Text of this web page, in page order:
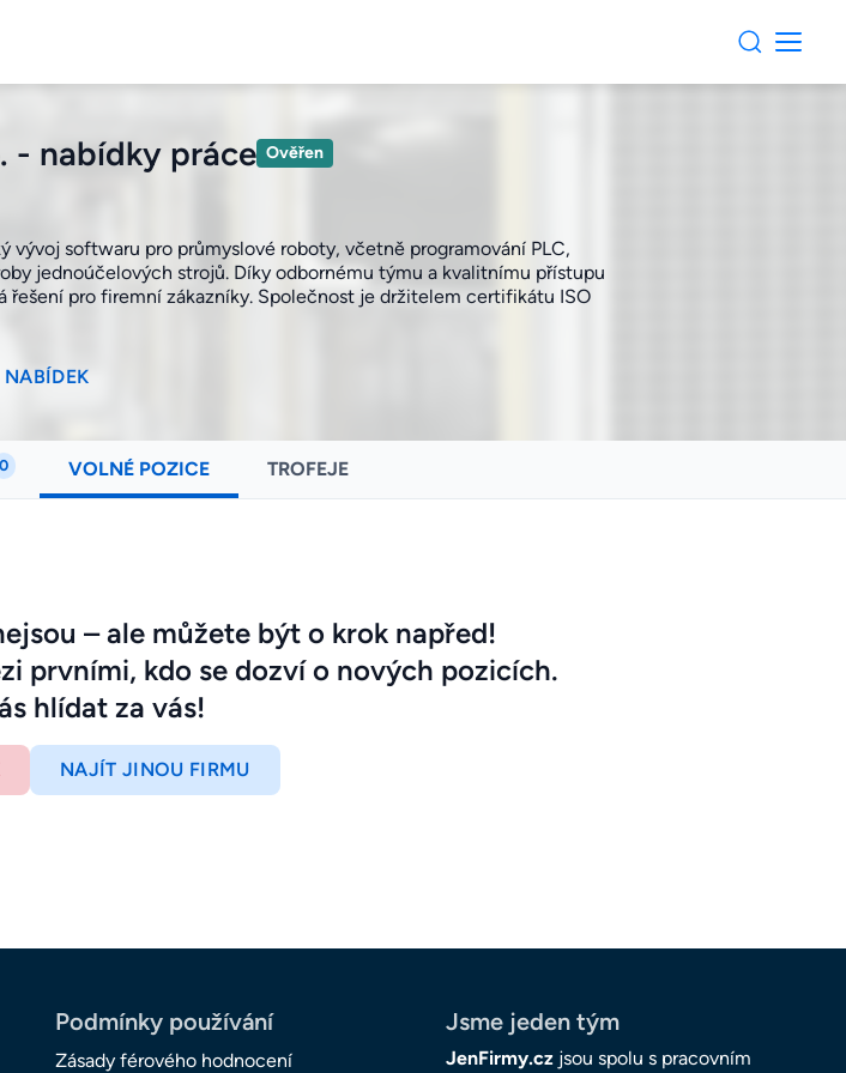
- nabídky práce Ověřen
vývoj softwaru pro průmyslové roboty, včetně programování PLC,
jednoúčelových strojů. Díky odbornému týmu a kvalitnímu přístupu
řešení pro firemní zákazníky. Společnost je držitelem certifikátu ISO
0 VOLNÉ POZICE TROFEJE
– ale můžete být o krok napřed!
prvními, kdo se dozví o nových pozicích.
hlídat za vás!
NAJÍT JINOU FIRMU
Podmínky používání
Zásady férového hodnocení
Jsme jeden tým
JenFirmy.cz jsou spolu s pracovním